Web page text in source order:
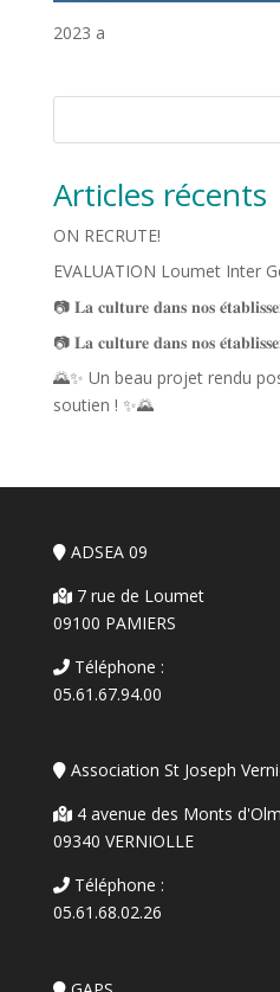
2023 a
Articles récents
ON RECRUTE!
EVALUATION Loumet Inter
📷 𝐋𝐚 𝐜𝐮𝐥𝐭𝐮𝐫𝐞 𝐝𝐚𝐧𝐬 𝐧𝐨𝐬
📷 𝐋𝐚 𝐜𝐮𝐥𝐭𝐮𝐫𝐞 𝐝𝐚𝐧𝐬 𝐧𝐨𝐬
🌄✨ Un beau projet rendu
soutien ! ✨🌄
ADSEA 09
7 rue de Loumet
09100 PAMIERS
Téléphone :
05.61.67.94.00
Association St Joseph
4 avenue des Monts
09340 VERNIOLLE
Téléphone :
05.61.68.02.26